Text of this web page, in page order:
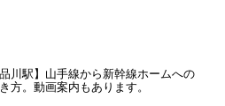
品川駅】山手線から新幹線ホームへの
方。動画案内もあります。